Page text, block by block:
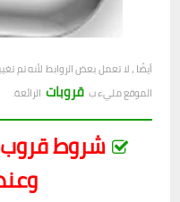
أيضًا ، لا تعمل بعض الروابط لأنه تم
الموقع مليء ب قروبات الرائعة.
شروط